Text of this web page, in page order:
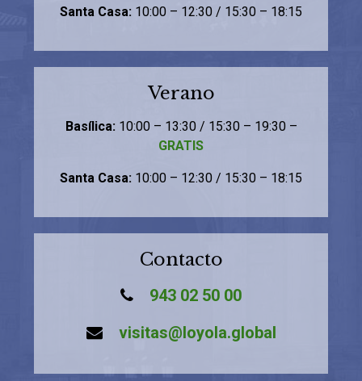
Santa Casa: 10:00 – 12:30 / 15:30 – 18:15
Verano
Basílica:10:00 – 13:30 / 15:30 – 19:30 –
GRATIS
Santa Casa: 10:00 – 12:30 / 15:30 – 18:15
Contacto
943 02 50 00
visitas@loyola.global